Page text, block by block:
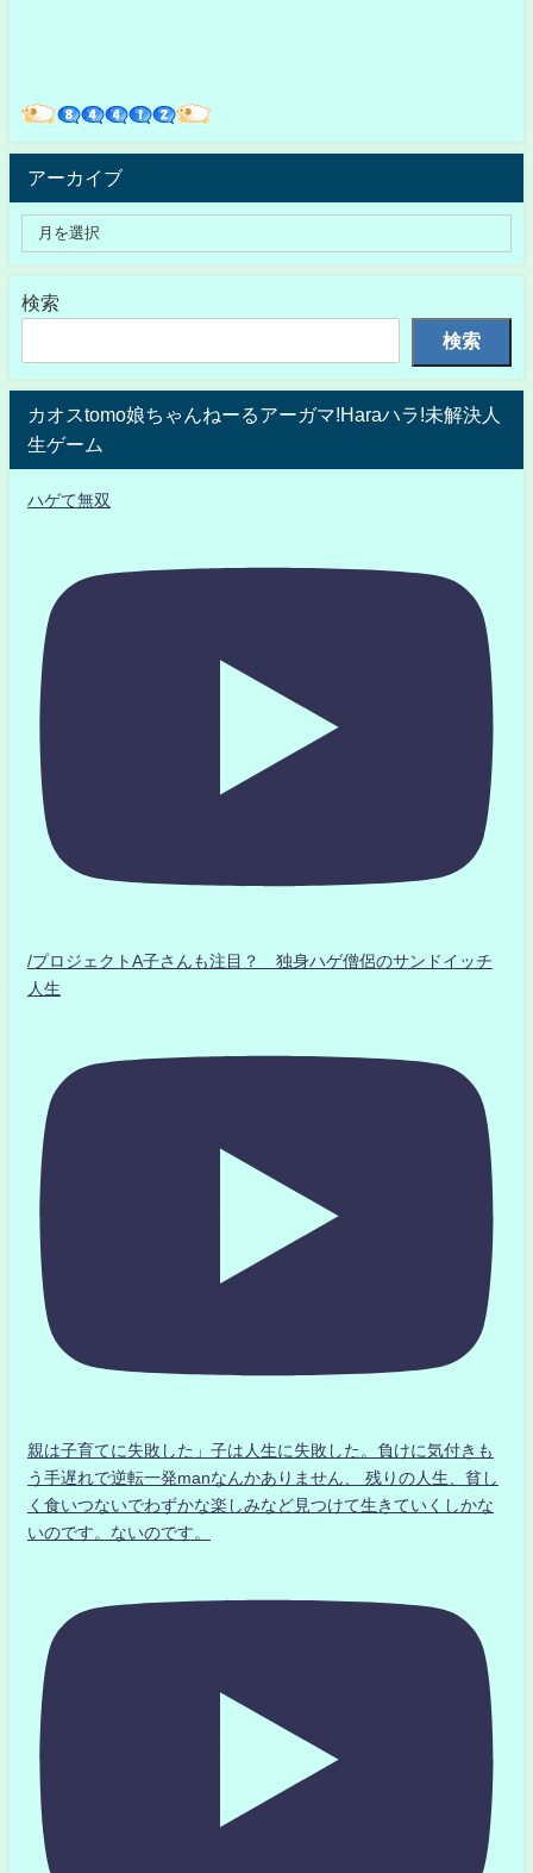
アーカイブ
検索
検索
カオスtomo娘ちゃんねーるアーガマ!Haraハラ!未解決人
生ゲーム
ハゲて無双
/プロジェクトA子さんも注目？ 独身ハゲ僧侶のサンドイッチ
人生
親は子育てに失敗した」子は人生に失敗した。負けに気付きも
う手遅れで逆転一発manなんかありません、 残りの人生、貧し
く食いつないでわずかな楽しみなど見つけて生きていくしかな
いのです。ないのです。